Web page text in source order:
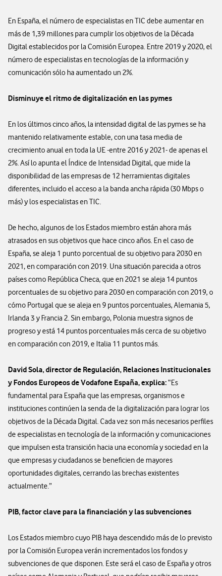
En España, el número de especialistas en TIC debe aumentar en
más de 1,39 millones para cumplir los objetivos de la Década
Digital establecidos por la Comisión Europea. Entre 2019 y 2020, el
número de especialistas en tecnologías de la información y
comunicación sólo ha aumentado un 2%.
Disminuye el ritmo de digitalización en las pymes
En los últimos cinco años, la intensidad digital de las pymes se ha
mantenido relativamente estable, con una tasa media de
crecimiento anual en toda la UE -entre 2016 y 2021- de apenas el
2%. Así lo apunta el Índice de Intensidad Digital, que mide la
disponibilidad de las empresas de 12 herramientas digitales
diferentes, incluido el acceso a la banda ancha rápida (30 Mbps o
más) y los especialistas en TIC.
De hecho, algunos de los Estados miembro están ahora más
atrasados en sus objetivos que hace cinco años. En el caso de
España, se aleja 1 punto porcentual de su objetivo para 2030 en
2021, en comparación con 2019. Una situación parecida a otros
países como República Checa, que en 2021 se aleja 14 puntos
porcentuales de su objetivo para 2030 en comparación con 2019, o
cómo Portugal que se aleja en 9 puntos porcentuales, Alemania 5,
Irlanda 3 y Francia 2. Sin embargo, Polonia muestra signos de
progreso y está 14 puntos porcentuales más cerca de su objetivo
en comparación con 2019, e Italia 11 puntos más.
David Sola, director de Regulación, Relaciones Institucionales
y Fondos Europeos de Vodafone España, explica:“Es
fundamental para España que las empresas, organismos e
instituciones continúen la senda de la digitalización para lograr los
objetivos de la Década Digital. Cada vez son más necesarios perfiles
de especialistas en tecnología de la información y comunicaciones
que impulsen esta transición hacia una economía y sociedad en la
que empresas y ciudadanos se beneficien de mayores
oportunidades digitales, cerrando las brechas existentes
actualmente.”
PIB, factor clave para la financiación y las subvenciones
Los Estados miembro cuyo PIB haya descendido más de lo previsto
por la Comisión Europea verán incrementados los fondos y
subvenciones de que disponen. Este será el caso de España y otros